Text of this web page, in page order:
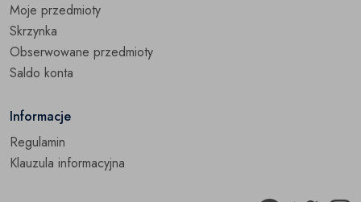
Moje przedmioty
Skrzynka
Obserwowane przedmioty
Saldo konta
Informacje
Regulamin
Klauzula informacyjna